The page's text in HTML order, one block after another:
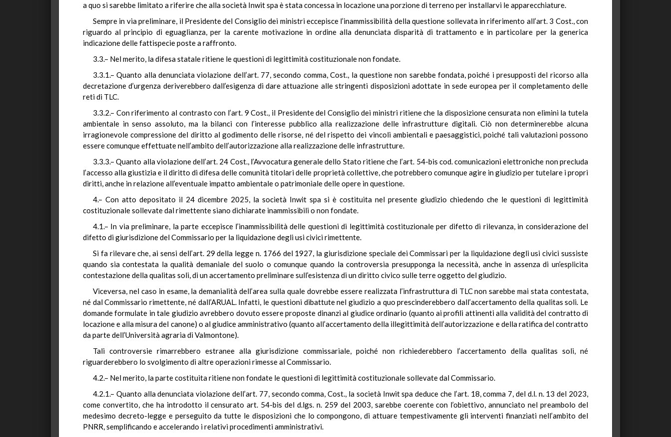
a quo si sarebbe limitato a riferire che alla società Inwit spa è stata concessa in locazione una porzione di terreno per installarvi le apparecchiature.
Sempre in via preliminare, il Presidente del Consiglio dei ministri eccepisce l’inammissibilità della questione sollevata in riferimento all’art. 3 Cost., con
riguardo al principio di eguaglianza, per la carente motivazione in ordine alla denunciata disparità di trattamento e in particolare per la generica
indicazione delle fattispecie poste a raffronto.
3.3.– Nel merito, la difesa statale ritiene le questioni di legittimità costituzionale non fondate.
3.3.1.– Quanto alla denunciata violazione dell’art. 77, secondo comma, Cost., la questione non sarebbe fondata, poiché i presupposti del ricorso alla
decretazione d’urgenza deriverebbero dall’esigenza di dare attuazione alle stringenti disposizioni adottate in sede europea per il completamento delle
reti di TLC.
3.3.2.– Con riferimento al contrasto con l’art. 9 Cost., il Presidente del Consiglio dei ministri ritiene che la disposizione censurata non elimini la tutela
ambientale in senso assoluto, ma la bilanci con l’interesse pubblico alla realizzazione delle infrastrutture digitali. Ciò non determinerebbe alcuna
irragionevole compressione del diritto al godimento delle risorse, né del rispetto dei vincoli ambientali e paesaggistici, poiché tali valutazioni possono
essere comunque effettuate nell’ambito dell’autorizzazione alla realizzazione delle infrastrutture.
3.3.3.– Quanto alla violazione dell’art. 24 Cost., l’Avvocatura generale dello Stato ritiene che l’art. 54-bis cod. comunicazioni elettroniche non precluda
l’accesso alla giustizia e il diritto di difesa delle comunità titolari delle proprietà collettive, che potrebbero comunque agire in giudizio per tutelare i propri
diritti, anche in relazione all’eventuale impatto ambientale o patrimoniale delle opere in questione.
4.– Con atto depositato il 24 dicembre 2025, la società Inwit spa si è costituita nel presente giudizio chiedendo che le questioni di legittimità
costituzionale sollevate dal rimettente siano dichiarate inammissibili o non fondate.
4.1.– In via preliminare, la parte eccepisce l’inammissibilità delle questioni di legittimità costituzionale per difetto di rilevanza, in considerazione del
difetto di giurisdizione del Commissario per la liquidazione degli usi civici rimettente.
Si fa rilevare che, ai sensi dell’art. 29 della legge n. 1766 del 1927, la giurisdizione speciale dei Commissari per la liquidazione degli usi civici sussiste
quando sia contestata la qualità demaniale del suolo o comunque quando la controversia presupponga la necessità, anche in assenza di un’esplicita
contestazione della qualitas soli, di un accertamento preliminare sull’esistenza di un diritto civico sulle terre oggetto del giudizio.
Viceversa, nel caso in esame, la demanialità dell’area sulla quale dovrebbe essere realizzata l’infrastruttura di TLC non sarebbe mai stata contestata,
né dal Commissario rimettente, né dall’ARUAL. Infatti, le questioni dibattute nel giudizio a quo prescinderebbero dall’accertamento della qualitas soli. Le
domande formulate in tale giudizio avrebbero dovuto essere proposte dinanzi al giudice ordinario (quanto ai profili attinenti alla validità del contratto di
locazione e alla misura del canone) o al giudice amministrativo (quanto all’accertamento della illegittimità dell’autorizzazione e della ratifica del contratto
da parte dell’Università agraria di Valmontone).
Tali controversie rimarrebbero estranee alla giurisdizione commissariale, poiché non richiederebbero l’accertamento della qualitas soli, né
riguarderebbero lo svolgimento di altre operazioni rimesse al Commissario.
4.2.– Nel merito, la parte costituita ritiene non fondate le questioni di legittimità costituzionale sollevate dal Commissario.
4.2.1.– Quanto alla denunciata violazione dell’art. 77, secondo comma, Cost., la società Inwit spa deduce che l’art. 18, comma 7, del d.l. n. 13 del 2023,
come convertito, che ha introdotto il censurato art. 54-bis del d.lgs. n. 259 del 2003, sarebbe coerente con l’obiettivo, annunciato nel preambolo del
medesimo decreto-legge e perseguito da tutte le disposizioni che lo compongono, di attuare tempestivamente gli interventi finanziati nell’ambito del
PNRR, semplificando e accelerando i relativi procedimenti amministrativi.